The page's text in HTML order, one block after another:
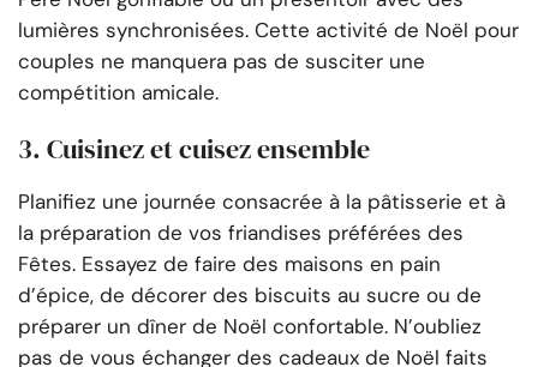
lumières synchronisées. Cette activité de Noël pour
couples ne manquera pas de susciter une
compétition amicale.
3. Cuisinez et cuisez ensemble
Planifiez une journée consacrée à la pâtisserie et à
la préparation de vos friandises préférées des
Fêtes. Essayez de faire des maisons en pain
d’épice, de décorer des biscuits au sucre ou de
préparer un dîner de Noël confortable. N’oubliez
pas de vous échanger des cadeaux de Noël faits